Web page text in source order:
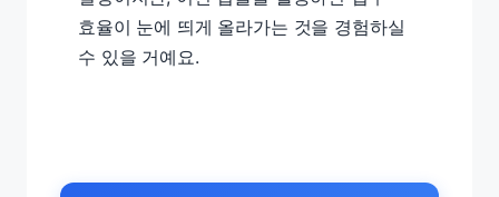
효율이 눈에 띄게 올라가는 것을 경험하실
수 있을 거예요.